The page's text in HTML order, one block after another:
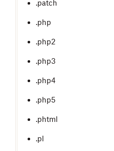
.patch
.php
.php2
.php3
.php4
.php5
.phtml
.pl